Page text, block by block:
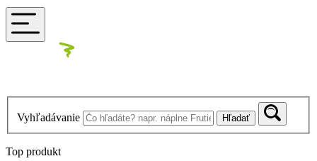
Vyhľadávanie Hľadať
Top produkt